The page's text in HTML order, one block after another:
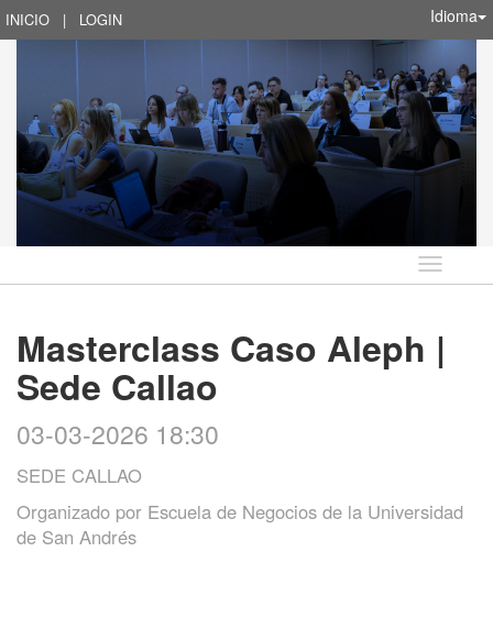
INICIO | LOGIN Idioma
Idioma
Masterclass Caso Aleph |
Sede Callao
03-03-2026 18:30
SEDE CALLAO
Organizado por Escuela de Negocios de la Universidad
de San Andrés